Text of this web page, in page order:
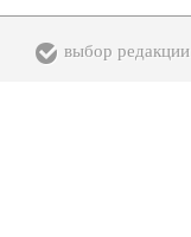
выбор редакции